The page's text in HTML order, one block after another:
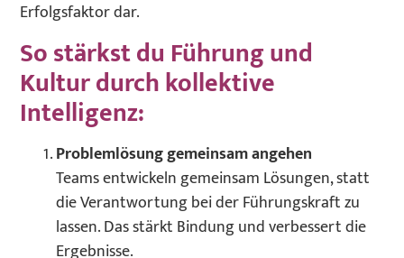
Erfolgsfaktor dar.
So stärkst du Führung und
Kultur durch kollektive
Intelligenz:
Problemlösung gemeinsam angehen
Teams entwickeln gemeinsam Lösungen, statt
die Verantwortung bei der Führungskraft zu
lassen. Das stärkt Bindung und verbessert die
Ergebnisse.